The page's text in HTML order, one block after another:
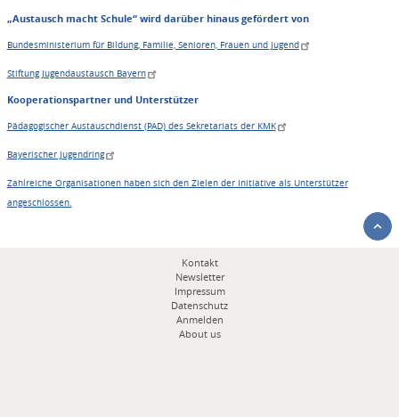
„Austausch macht Schule“ wird darüber hinaus gefördert von
Bundesministerium für Bildung, Familie, Senioren, Frauen und Jugend
Stiftung Jugendaustausch Bayern
Kooperationspartner und Unterstützer
Pädagogischer Austauschdienst (PAD) des Sekretariats der KMK
Bayerischer Jugendring
Zahlreiche Organisationen haben sich den Zielen der Initiative als Unterstützer
angeschlossen.
Kontakt
Newsletter
Impressum
Datenschutz
Anmelden
About us